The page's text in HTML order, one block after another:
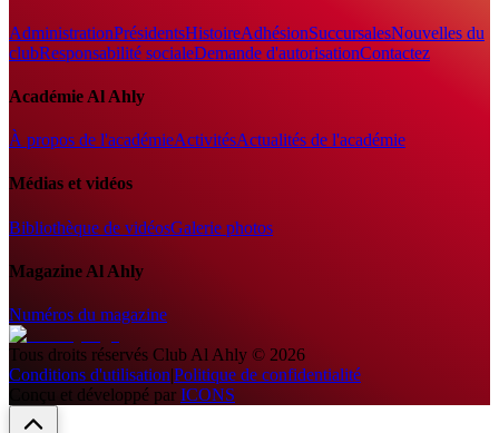
AdministrationPrésidentsHistoireAdhésionSuccursalesNouvelles du
clubResponsabilité socialeDemande d'autorisationContactez
Académie Al Ahly
À propos de l'académieActivitésActualités de l'académie
Médias et vidéos
Bibliothèque de vidéosGalerie photos
Magazine Al Ahly
Numéros du magazine
Tous droits réservés Club Al Ahly © 2026
Conditions d'utilisation|Politique de confidentialité
Conçu et développé par ICONS